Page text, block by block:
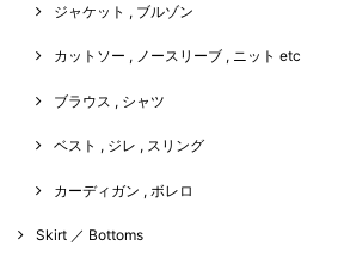
ジャケット , ブルゾン
カットソー , ノースリーブ , ニット etc
ブラウス , シャツ
ベスト , ジレ , スリング
カーディガン , ボレロ
Skirt ／ Bottoms